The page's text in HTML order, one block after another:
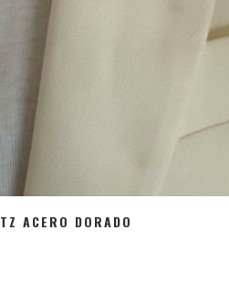
ACERO DORADO